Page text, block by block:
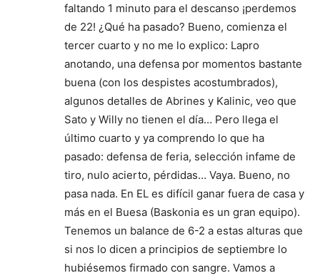
faltando 1 minuto para el descanso ¡perdemos
de 22! ¿Qué ha pasado? Bueno, comienza el
tercer cuarto y no me lo explico: Lapro
anotando, una defensa por momentos bastante
buena (con los despistes acostumbrados),
algunos detalles de Abrines y Kalinic, veo que
Sato y Willy no tienen el día… Pero llega el
último cuarto y ya comprendo lo que ha
pasado: defensa de feria, selección infame de
tiro, nulo acierto, pérdidas… Vaya. Bueno, no
pasa nada. En EL es difícil ganar fuera de casa y
más en el Buesa (Baskonia es un gran equipo).
Tenemos un balance de 6-2 a estas alturas que
si nos lo dicen a principios de septiembre lo
hubiésemos firmado con sangre. Vamos a